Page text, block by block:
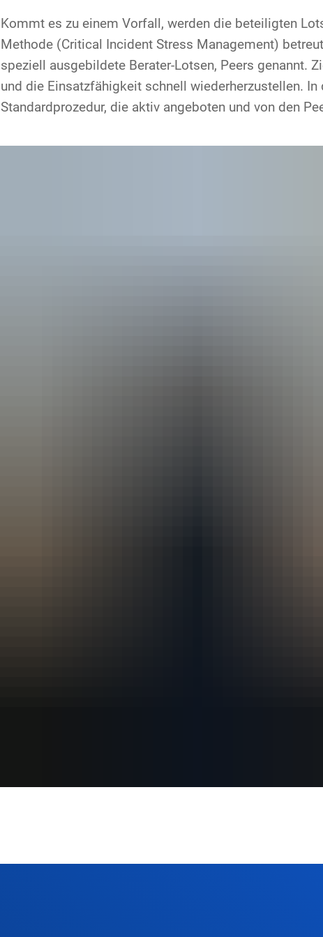
Kommt es zu einem Vorfall, werden die beteiligten
Methode (Critical Incident Stress Management)
speziell ausgebildete Berater-Lotsen, Peers genannt.
und die Einsatzfähigkeit schnell wiederherzustellen. In
Standardprozedur, die aktiv angeboten und von den